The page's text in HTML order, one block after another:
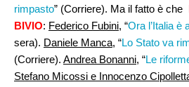
rimpasto” (Corriere). Ma il fatto è che
BIVIO: Federico Fubini, “Ora l’Italia è
sera). Daniele Manca, “Lo Stato va
(Corriere). Andrea Bonanni, “Le
Stefano Micossi e Innocenzo